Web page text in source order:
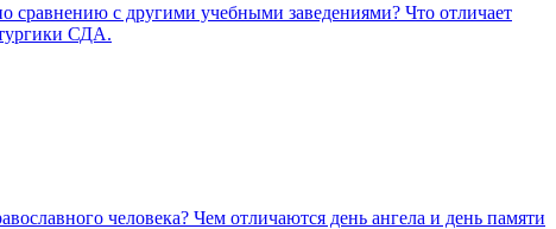
сравнению с другими учебными заведениями? Что отличает
СДА.
человека? Чем отличаются день ангела и день памяти